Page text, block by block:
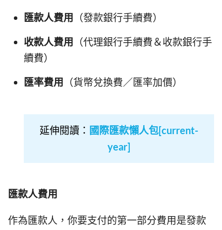
匯款人費用 （發款銀行手續費）
收款人費用
（代理銀行手續費＆收款銀行手
續費）
匯率費用 （貨幣兌換費／匯率加價）
延伸閱讀： 國際匯款懶人包[current-
year]
匯款人費用
作為匯款人，你要支付的第一部分費用是發款